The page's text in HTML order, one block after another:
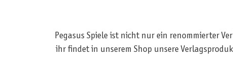
Pegasus Spiele ist nicht nur ein renommierter
ihr findet in unserem Shop unsere